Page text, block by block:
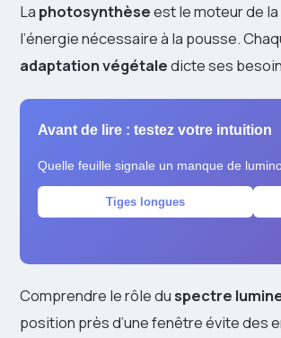
La photosynthèseest le moteur de
l’énergie nécessaire à la pousse.
adaptation végétaledicte ses
Avant de lire : testez votre intuition
Quelle feuille signale un manque de
Tiges longues
Comprendre le rôle duspectre
position près d’une fenêtre évite des